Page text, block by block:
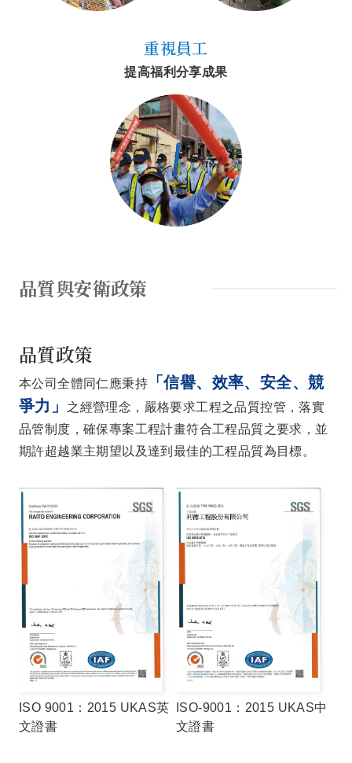
重視員工
提高福利分享成果
品質與安衛政策
ISO 9001：2015 UKAS英
文證書
ISO-9001：2015 UKAS中
文證書
品質政策
本公司全體同仁應秉持
「信譽、效率、安全、競
爭力」
之經營理念，嚴格要求工程之品質控管，落實
品管制度，確保專案工程計畫符合工程品質之要求，並
期許超越業主期望以及達到最佳的工程品質為目標。